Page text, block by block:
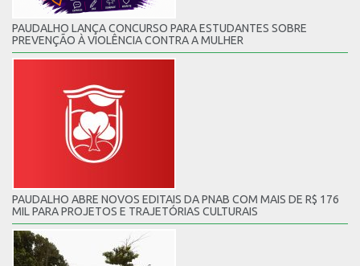
PAUDALHO LANÇA CONCURSO PARA ESTUDANTES SOBRE
PREVENÇÃO À VIOLÊNCIA CONTRA A MULHER
PAUDALHO ABRE NOVOS EDITAIS DA PNAB COM MAIS DE R$ 176
MIL PARA PROJETOS E TRAJETÓRIAS CULTURAIS